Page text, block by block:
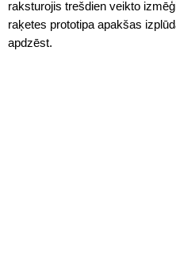
raksturojis trešdien veikto
raķetes prototipa apakšas
apdzēst.